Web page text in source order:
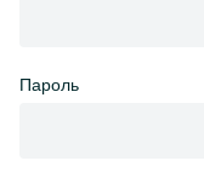
Пароль